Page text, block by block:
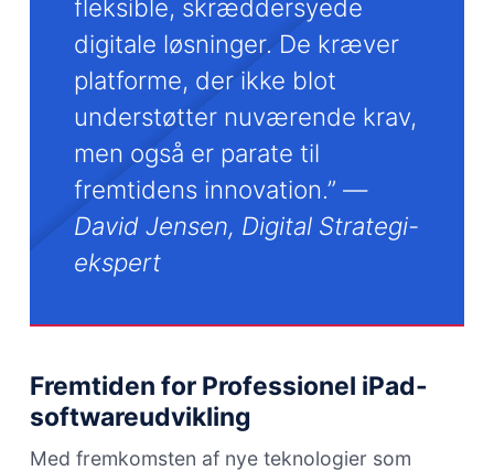
fleksible, skræddersyede
digitale løsninger. De kræver
platforme, der ikke blot
understøtter nuværende krav,
men også er parate til
fremtidens innovation.” —
David Jensen, Digital Strategi-
ekspert
Fremtiden for Professionel iPad-
softwareudvikling
Med fremkomsten af nye teknologier som